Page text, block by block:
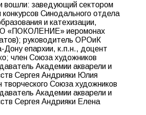
вошли: заведующий сектором
конкурсов Синодального отдела
и катехизации,
«ПОКОЛЕНИЕ» иеромонах
руководитель ОРОиК
Дону епархии, к.п.н., доцент
член Союза художников
Академии акварели и
Сергея Андрияки Юлия
творческого Союза художников
Академии акварели и
Сергея Андрияки Елена